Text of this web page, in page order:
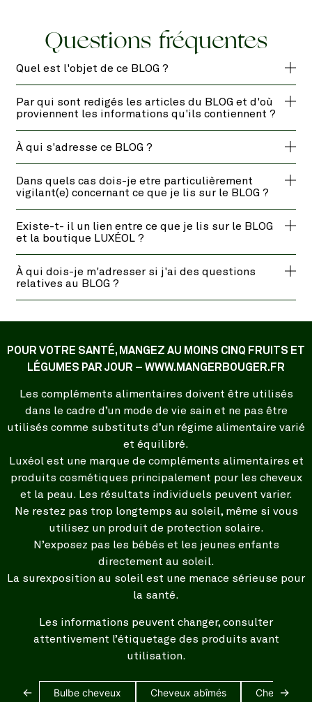
Questions fréquentes
Quel est l'objet de ce BLOG ?
Par qui sont redigés les articles du BLOG et d'où
proviennent les informations qu'ils contiennent ?
À qui s'adresse ce BLOG ?
Dans quels cas dois-je etre particulièrement
vigilant(e) concernant ce que je lis sur le BLOG ?
Existe-t- il un lien entre ce que je lis sur le BLOG
et la boutique LUXÉOL ?
À qui dois-je m'adresser si j'ai des questions
relatives au BLOG ?
POUR VOTRE SANTÉ, MANGEZ AU MOINS CINQ FRUITS ET
LÉGUMES PAR JOUR – WWW.MANGERBOUGER.FR
Les compléments alimentaires doivent être utilisés
dans le cadre d’un mode de vie sain et ne pas être
utilisés comme substituts d’un régime alimentaire varié
et équilibré.
Luxéol est une marque de compléments alimentaires et
produits cosmétiques principalement pour les cheveux
et la peau. Les résultats individuels peuvent varier.
Ne restez pas trop longtemps au soleil, même si vous
utilisez un produit de protection solaire.
N’exposez pas les bébés et les jeunes enfants
directement au soleil.
La surexposition au soleil est une menace sérieuse pour
la santé.
Les informations peuvent changer, consulter
attentivement l’étiquetage des produits avant
utilisation.
← Bulbe cheveux Cheveux abîmés Cheveux
→